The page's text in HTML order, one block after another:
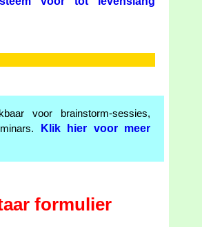
voor brainstorm-sessies,
Klik hier voor meer
formulier